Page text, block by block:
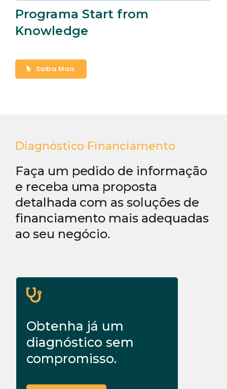
Programa Start from
Knowledge
Saiba Mais
Diagnóstico Financiamento
Faça um pedido de informação
e receba uma proposta
detalhada com as soluções de
financiamento mais adequadas
ao seu negócio.
Obtenha já um
diagnóstico sem
compromisso.